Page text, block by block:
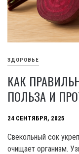
ЗДОРОВЬЕ
КАК
ПОЛЬЗА И
24 СЕНТЯБРЯ, 2025
Свекольный сок
очищает организм.